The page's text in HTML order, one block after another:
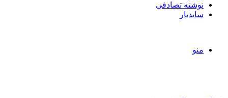
نوشته تصادفی
سایدبار
منو